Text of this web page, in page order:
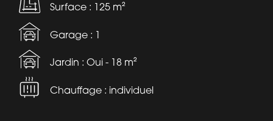
Surface : 125 m²
Garage : 1
Jardin : Oui - 18 m²
Chauffage : individuel